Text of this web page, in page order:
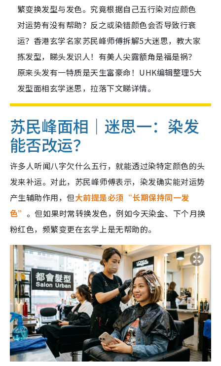
繁变换发型与发色。究竟根据自己五行染对应颜色
对运势有没有帮助？反之或染错颜色会否导致行衰
运？香港玄学名家苏民峰师傅拆解5大迷思，教大家
拣发型，睇头发识人！有美人尖露额角是福是祸？
原来头发有一特质是天生富豪命！UHK编辑整理5大
发型面相玄学迷思，拉落下文睇详情。
苏民峰面相｜迷思一：染发
能否改运？
许多人听闻八字欠什么五行，就能透过染特定颜色的头
发来补运。对此，苏民峰师傅表示，染发确实能对运势
产生辅助作用，但大前提是必须“长期保持同一发
色” 。但如果时常转换发色，例如今天染金、下个月换
粉红色，频繁变更在玄学上是无帮助的。